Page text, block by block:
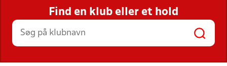
STILLINGER, RESULTATER, KLUBBER OG
HOLD
Find en klub eller et hold